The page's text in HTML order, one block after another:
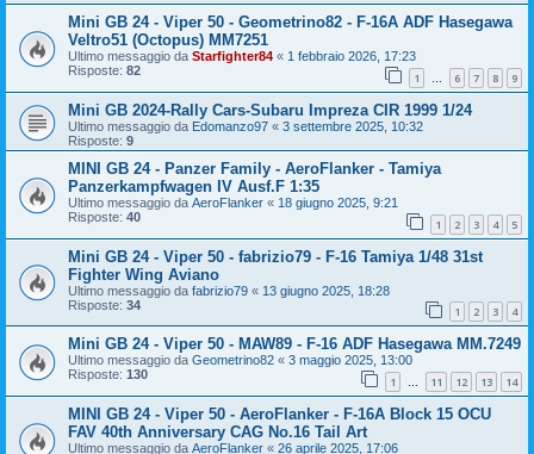
Mini GB 24 - Viper 50 - Geometrino82 - F-16A ADF Hasegawa
Veltro51 (Octopus) MM7251
Ultimo messaggio da Starfighter84 « 1 febbraio 2026, 17:23
Risposte: 82 1 … 6 7 8 9
Mini GB 2024-Rally Cars-Subaru Impreza CIR 1999 1/24
Ultimo messaggio da Edomanzo97 « 3 settembre 2025, 10:32
Risposte: 9
MINI GB 24 - Panzer Family - AeroFlanker - Tamiya
Panzerkampfwagen IV Ausf.F 1:35
Ultimo messaggio da AeroFlanker « 18 giugno 2025, 9:21
Risposte: 40 1 2 3 4 5
Mini GB 24 - Viper 50 - fabrizio79 - F-16 Tamiya 1/48 31st
Fighter Wing Aviano
Ultimo messaggio da fabrizio79 « 13 giugno 2025, 18:28
Risposte: 34 1 2 3 4
Mini GB 24 - Viper 50 - MAW89 - F-16 ADF Hasegawa MM.7249
Ultimo messaggio da Geometrino82 « 3 maggio 2025, 13:00
Risposte: 130 1 … 11 12 13 14
MINI GB 24 - Viper 50 - AeroFlanker - F-16A Block 15 OCU
FAV 40th Anniversary CAG No.16 Tail Art
Ultimo messaggio da AeroFlanker « 26 aprile 2025, 17:06